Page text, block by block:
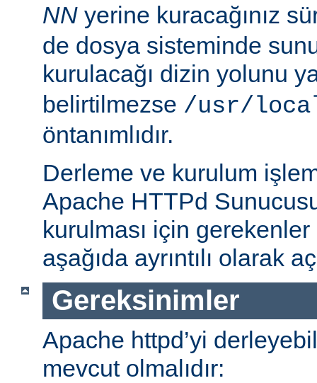
NN yerine kuracağınız
de dosya sisteminde
kurulacağı dizin yolunu
belirtilmezse /usr/
öntanımlıdır.
Derleme ve kurulum
Apache HTTPd
kurulması için
aşağıda ayrıntılı olarak
Gereksinimler
Apache httpd’yi
mevcut olmalıdır: